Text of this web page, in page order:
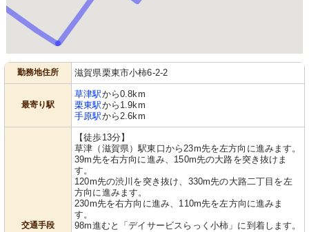
勤務地住所 滋賀県栗東市小柿6-2-2
最寄り駅
草津駅から0.8km
栗東駅から1.9km
手原駅から2.6km
交通手段
【徒歩13分】
草津（滋賀県）駅東口から23m先を左方向に進みます。
39m先を右方向に進み、150m先の大路を突き抜けま
す。
120m先の渋川を突き抜け、330m先の大路二丁目を左
方向に進みます。
230m先を右方向に進み、110m先を左方向に進みま
す。
98m進むと「デイサービスらっく小柿」に到着します。